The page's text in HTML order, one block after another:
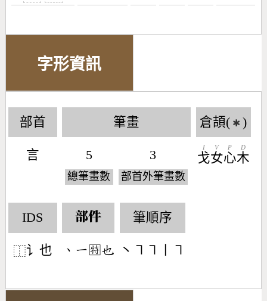
字形資訊
部首
言
筆畫
5
總筆畫數
3
部首外筆畫數
倉頡( ✱ )
戈
I
女
V
心
P
木
D
IDS
⿰讠也
部件
󶀅󶀀㊕󶂙
筆順序
丶㇕㇕丨㇕